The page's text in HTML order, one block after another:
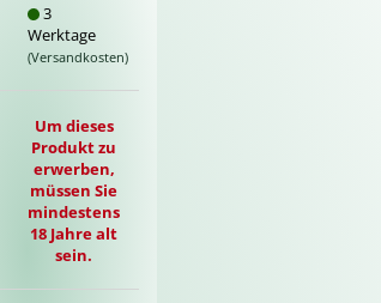
3
Werktage
(Versandkosten)
Um dieses
Produkt zu
erwerben,
müssen Sie
mindestens
18 Jahre alt
sein.